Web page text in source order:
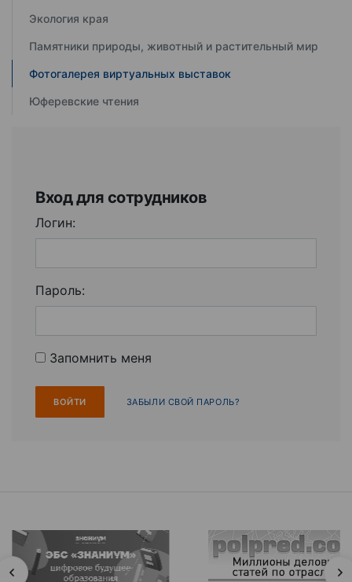
Экология края
Памятники природы, животный и растительный мир
Фотогалерея виртуальных выставок
Юферевские чтения
Вход для сотрудников
Логин:
Пароль:
Запомнить меня
ЗАБЫЛИ СВОЙ ПАРОЛЬ?